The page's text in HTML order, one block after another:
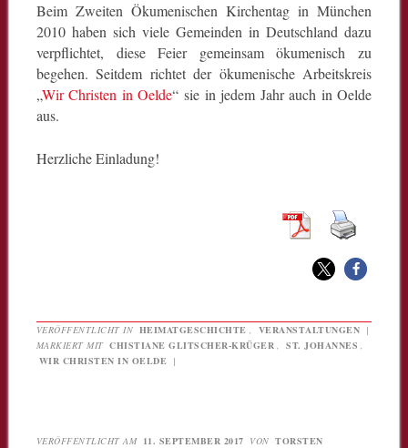
Beim Zweiten Ökumenischen Kirchentag in München
2010 haben sich viele Gemeinden in Deutschland dazu
verpflichtet, diese Feier gemeinsam ökumenisch zu
begehen. Seitdem richtet der ökumenische Arbeitskreis
„Wir Christen in Oelde“ sie in jedem Jahr auch in Oelde
aus.
Herzliche Einladung!
VERÖFFENTLICHT IN HEIMATGESCHICHTE , VERANSTALTUNGEN |
MARKIERT MIT CHISTIANE GLITSCHER-KRÜGER , ST. JOHANNES ,
WIR CHRISTEN IN OELDE |
VERÖFFENTLICHT AM 11. SEPTEMBER 2017 VON TORSTEN